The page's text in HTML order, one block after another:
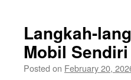
Langkah-
Mobil Sendiri
Posted on February 20,